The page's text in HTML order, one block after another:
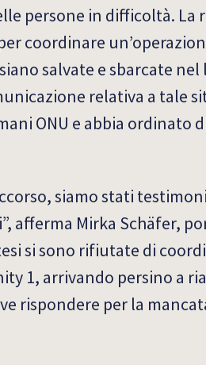
persone in difficoltà. La
coordinare
salvate e sbarcate
relativa a tale
ONU e abbia ordinato
siamo stati
afferma Mirka Schäfer,
si sono rifiutate di
1, arrivando persino a
rispondere per la